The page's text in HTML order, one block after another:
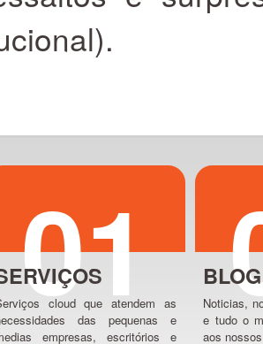
01
cloud que atendem as